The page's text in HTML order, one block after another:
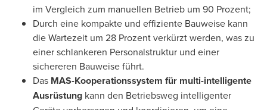
im Vergleich zum manuellen Betrieb um 90 Prozent;
Durch eine kompakte und effiziente Bauweise kann
die Wartezeit um 28 Prozent verkürzt werden, was zu
einer schlankeren Personalstruktur und einer
sichereren Bauweise führt.
Das MAS-Kooperationssystem für multi-intelligente
Ausrüstung kann den Betriebsweg intelligenter